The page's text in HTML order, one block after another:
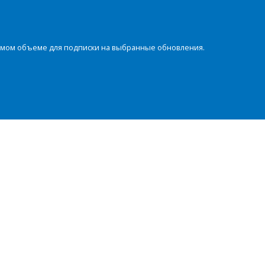
объеме для подписки на выбранные обновления.